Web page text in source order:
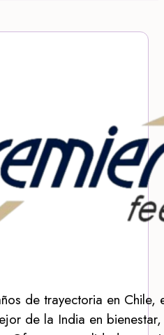
de trayectoria en Chile,
de la India en